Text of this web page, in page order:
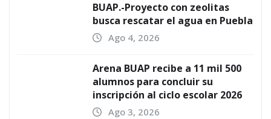
BUAP.-Proyecto con zeolitas
busca rescatar el agua en Puebla
Ago 4, 2026
Arena BUAP recibe a 11 mil 500
alumnos para concluir su
inscripción al ciclo escolar 2026
Ago 3, 2026